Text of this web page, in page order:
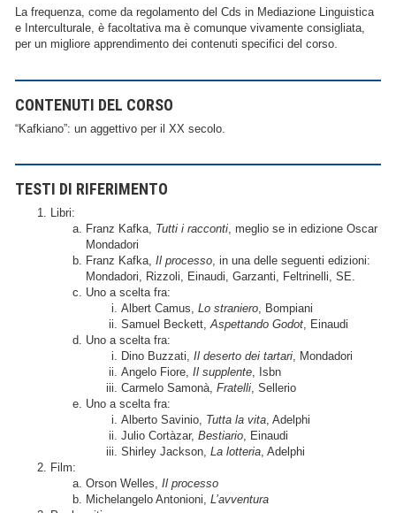
La frequenza, come da regolamento del Cds in Mediazione Linguistica
e Interculturale, è facoltativa ma è comunque vivamente consigliata,
per un migliore apprendimento dei contenuti specifici del corso.
CONTENUTI DEL CORSO
“Kafkiano”: un aggettivo per il XX secolo.
TESTI DI RIFERIMENTO
Libri:
Franz Kafka, Tutti i racconti, meglio se in edizione Oscar
Mondadori
Franz Kafka, Il processo, in una delle seguenti edizioni:
Mondadori, Rizzoli, Einaudi, Garzanti, Feltrinelli, SE.
Uno a scelta fra:
Albert Camus, Lo straniero, Bompiani
Samuel Beckett,Aspettando Godot, Einaudi
Uno a scelta fra:
Dino Buzzati, Il deserto dei tartari, Mondadori
Angelo Fiore, Il supplente, Isbn
Carmelo Samonà, Fratelli, Sellerio
Uno a scelta fra:
Alberto Savinio, Tutta la vita, Adelphi
Julio Cortàzar, Bestiario, Einaudi
Shirley Jackson, La lotteria, Adelphi
Film:
Orson Welles, Il processo
Michelangelo Antonioni, L’avventura